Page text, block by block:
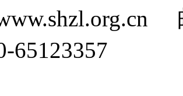
65123357